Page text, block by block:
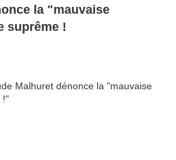
la "mauvaise
suprême !